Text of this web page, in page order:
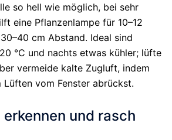
so hell wie möglich, bei sehr
eine Pflanzenlampe für 10–12
cm Abstand. Ideal sind
°C und nachts etwas kühler; lüfte
vermeide kalte Zugluft, indem
Lüften vom Fenster abrückst.
und rasch